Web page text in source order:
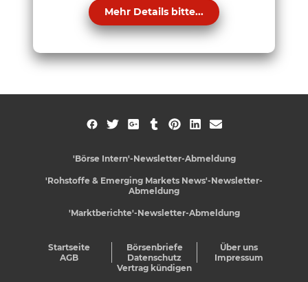
Mehr Details bitte...
'Börse Intern'-Newsletter-Abmeldung
'Rohstoffe & Emerging Markets News'-Newsletter-
Abmeldung
'Marktberichte'-Newsletter-Abmeldung
Startseite Börsenbriefe
Über uns
AGB
Datenschutz
Impressum
Vertrag kündigen